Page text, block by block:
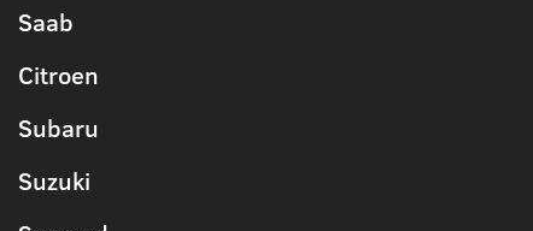
Saab
Citroen
Subaru
Suzuki